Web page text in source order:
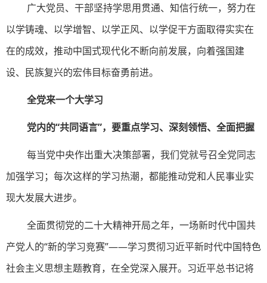
广大党员、干部坚持学思用贯通、知信行统一，努力在
以学铸魂、以学增智、以学正风、以学促干方面取得实实在
在的成效，推动中国式现代化不断向前发展，向着强国建
设、民族复兴的宏伟目标奋勇前进。
全党来一个大学习
党内的“共同语言”，要重点学习、深刻领悟、全面把握
每当党中央作出重大决策部署，我们党就号召全党同志
加强学习；每次这样的学习热潮，都能推动党和人民事业实
现大发展大进步。
全面贯彻党的二十大精神开局之年，一场新时代中国共
产党人的“新的学习竞赛”——学习贯彻习近平新时代中国特色
社会主义思想主题教育，在全党深入展开。习近平总书记将